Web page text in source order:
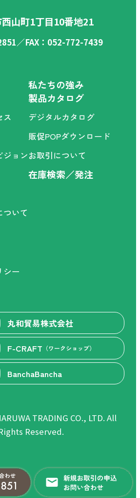
山町1丁目10番地21
／FAX：052-772-7439
ス
ジョン
ついて
私たちの強み
製品カタログ
デジタルカタログ
販促POPダウンロード
お取引について
在庫検索／発注
シー
丸和貿易株式会社
F-CRAFT （ワークショップ）
BanchaBancha
TRADING CO., LTD. All
Reserved.